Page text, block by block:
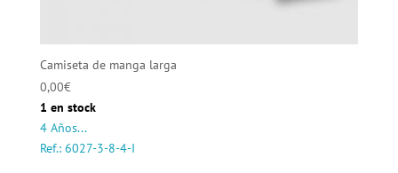
Camiseta de manga larga
0,00€
1 en stock
4 Años...
Ref.: 6027-3-8-4-I